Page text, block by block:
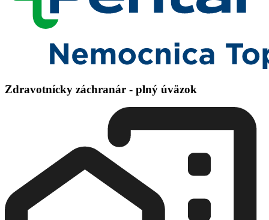
Zdravotnícky záchranár - plný úväzok